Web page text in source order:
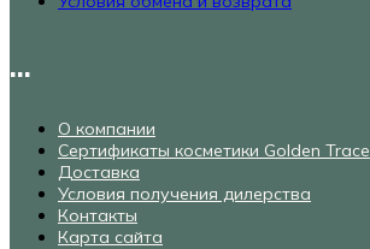
...
О компании
Сертификаты косметики Golden Trace
Доставка
Условия получения дилерства
Контакты
Карта сайта